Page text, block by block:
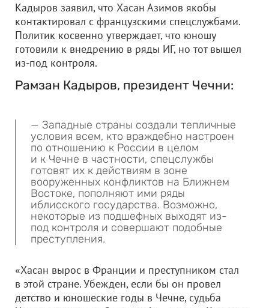
Кадыров заявил, что Хасан Азимов якобы
контактировал с французскими спецслужбами.
Политик косвенно утверждает, что юношу
готовили к внедрению в ряды ИГ, но тот вышел
из-под контроля.
Рамзан Кадыров, президент Чечни:
— Западные страны создали тепличные
условия всем, кто враждебно настроен
по отношению к России в целом
и к Чечне в частности, спецслужбы
готовят их к действиям в зоне
вооруженных конфликтов на Ближнем
Востоке, пополняют ими ряды
иблисского государства. Возможно,
некоторые из подшефных выходят из-
под контроля и совершают подобные
преступления.
«Хасан вырос в Франции и преступником стал
в этой стране. Убежден, если бы он провел
детство и юношеские годы в Чечне, судьба